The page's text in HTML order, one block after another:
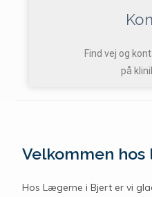
Find vej og
på
Velkommen
Hos Lægerne i Bjert er vi